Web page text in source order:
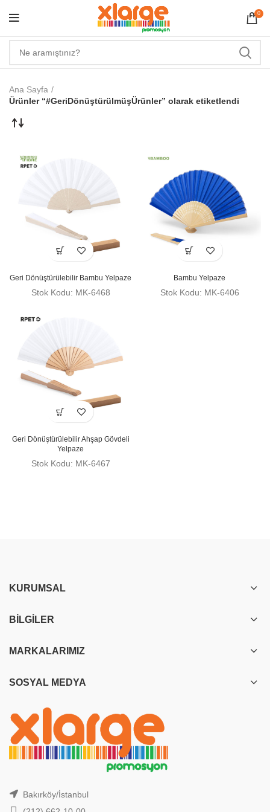
0
Ana Sayfa
Ürünler “#GeriDönüştürülmüşÜrünler” olarak etiketlendi
Geri Dönüştürülebilir Bambu Yelpaze
Stok Kodu: MK-6468
Bambu Yelpaze
Stok Kodu: MK-6406
Geri Dönüştürülebilir Ahşap Gövdeli
Yelpaze
Stok Kodu: MK-6467
KURUMSAL
BILGILER
MARKALARIMIZ
SOSYAL MEDYA
Bakırköy/İstanbul